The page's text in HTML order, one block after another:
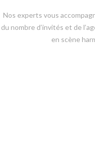
Nos experts vous
du nombre d’invités et de
en scène